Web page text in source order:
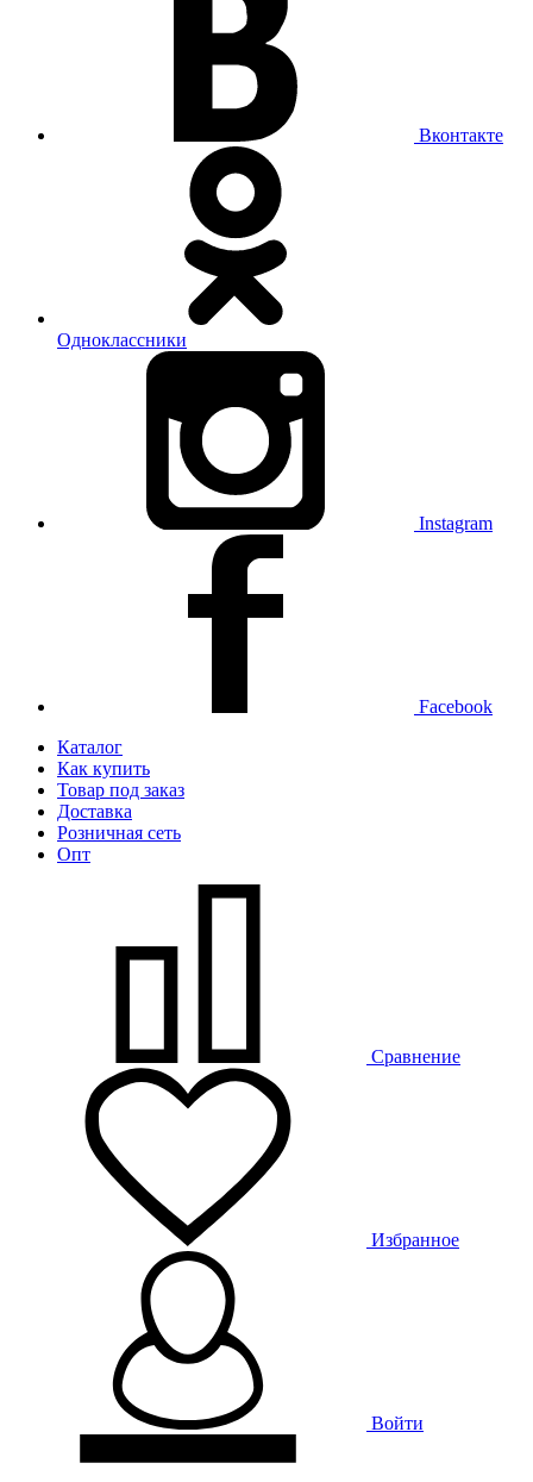
Вконтакте
Одноклассники
Instagram
Facebook
Каталог
Как купить
Товар под заказ
Доставка
Розничная сеть
Опт
Сравнение
Избранное
Войти